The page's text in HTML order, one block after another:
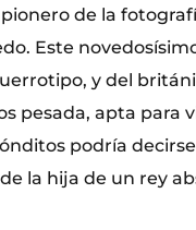
de la
Este
y del
pesada, apta para
podría
la hija de un rey